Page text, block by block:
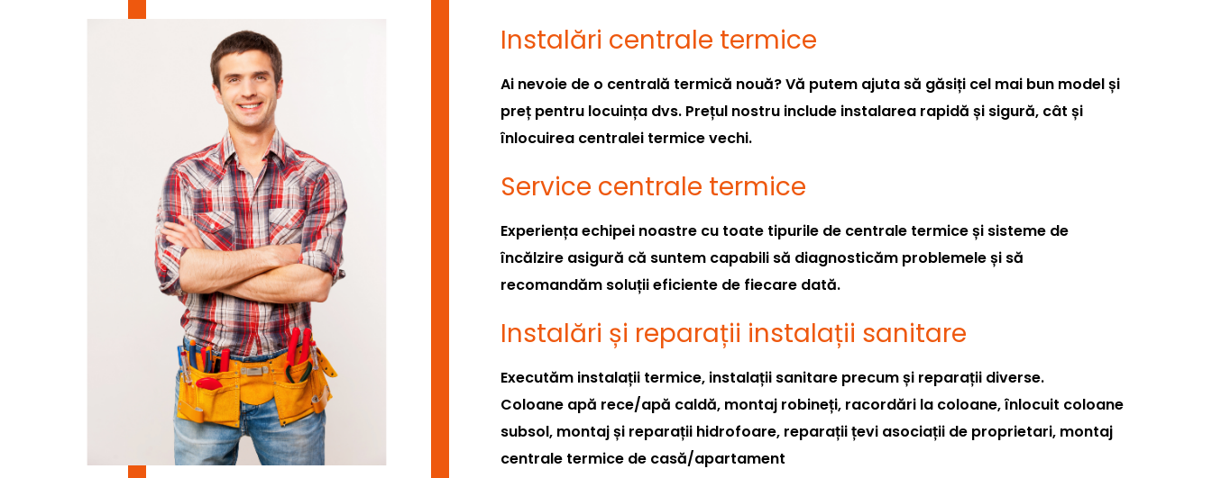
Instalări centrale termice
Ai nevoie de o centrală termică nouă? Vă putem ajuta să găsiți cel mai bun model și
preț pentru locuința dvs. Prețul nostru include instalarea rapidă și sigură, cât și
înlocuirea centralei termice vechi.
Service centrale termice
Experiența echipei noastre cu toate tipurile de centrale termice și sisteme de
încălzire asigură că suntem capabili să diagnosticăm problemele și să
recomandăm soluții eficiente de fiecare dată.
Instalări și reparații instalații sanitare
Executăm instalații termice, instalații sanitare precum și reparații diverse.
Coloane apă rece/apă caldă, montaj robineți, racordări la coloane, înlocuit coloane
subsol, montaj și reparații hidrofoare, reparații țevi asociații de proprietari, montaj
centrale termice de casă/apartament